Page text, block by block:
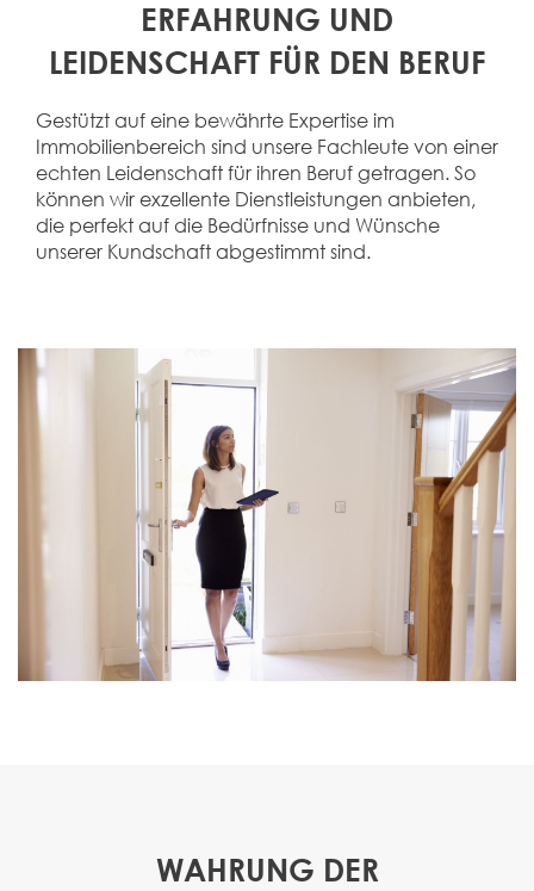
ERFAHRUNG UND
LEIDENSCHAFT FÜR DEN BERUF
Gestützt auf eine bewährte Expertise im
Immobilienbereich sind unsere Fachleute von einer
echten Leidenschaft für ihren Beruf getragen. So
können wir exzellente Dienstleistungen anbieten,
die perfekt auf die Bedürfnisse und Wünsche
unserer Kundschaft abgestimmt sind.
WAHRUNG DER